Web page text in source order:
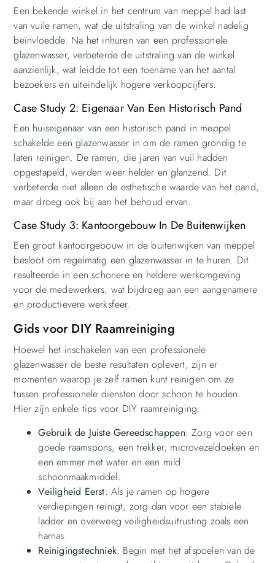
Een bekende winkel in het centrum van meppel had last
van vuile ramen, wat de uitstraling van de winkel nadelig
beïnvloedde. Na het inhuren van een professionele
glazenwasser, verbeterde de uitstraling van de winkel
aanzienlijk, wat leidde tot een toename van het aantal
bezoekers en uiteindelijk hogere verkoopcijfers.
Case Study 2: Eigenaar Van Een Historisch Pand
Een huiseigenaar van een historisch pand in meppel
schakelde een glazenwasser in om de ramen grondig te
laten reinigen. De ramen, die jaren van vuil hadden
opgestapeld, werden weer helder en glanzend. Dit
verbeterde niet alleen de esthetische waarde van het pand,
maar droeg ook bij aan het behoud ervan.
Case Study 3: Kantoorgebouw In De Buitenwijken
Een groot kantoorgebouw in de buitenwijken van meppel
besloot om regelmatig een glazenwasser in te huren. Dit
resulteerde in een schonere en heldere werkomgeving
voor de medewerkers, wat bijdroeg aan een aangenamere
en productievere werksfeer.
Gids voor DIY Raamreiniging
Hoewel het inschakelen van een professionele
glazenwasser de beste resultaten oplevert, zijn er
momenten waarop je zelf ramen kunt reinigen om ze
tussen professionele diensten door schoon te houden.
Hier zijn enkele tips voor DIY raamreiniging:
Gebruik de Juiste Gereedschappen: Zorg voor een
goede raamspons, een trekker, microvezeldoeken en
een emmer met water en een mild
schoonmaakmiddel.
Veiligheid Eerst: Als je ramen op hogere
verdiepingen reinigt, zorg dan voor een stabiele
ladder en overweeg veiligheidsuitrusting zoals een
harnas.
Reinigingstechniek: Begin met het afspoelen van de